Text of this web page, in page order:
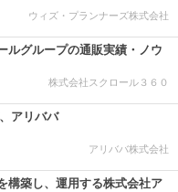
ウィズ・プランナーズ株式会社
ルグループの通販実績・ノウ
株式会社スクロール３６０
アリババ
アリババ株式会社
構築し、運用する株式会社ア